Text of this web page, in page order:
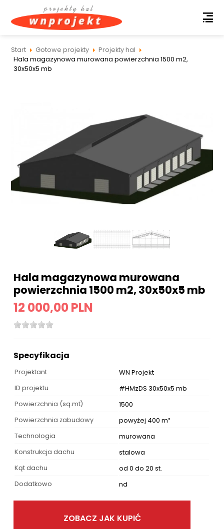
Start Gotowe projekty Projekty hal
Hala magazynowa murowana powierzchnia 1500 m2,
30x50x5 mb
Hala magazynowa murowana
powierzchnia 1500 m2, 30x50x5 mb
12 000,00 PLN
Specyfikacja
Projektant WN Projekt
ID projektu #HMzDS 30x50x5 mb
Powierzchnia (sq.mt) 1500
Powierzchnia zabudowy powyżej 400 m²
Technologia murowana
Konstrukcja dachu stalowa
Kąt dachu od 0 do 20 st.
Dodatkowo nd
ZOBACZ JAK KUPIĆ